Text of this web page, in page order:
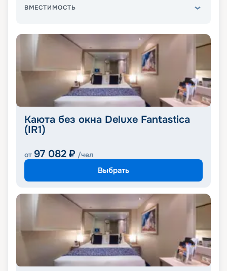
ВМЕСТИМОСТЬ
Каюта без окна Deluxe Fantastica
(IR1)
от 97 082 ₽ /чел
Выбрать